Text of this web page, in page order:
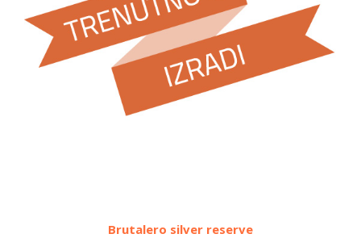
Brutalero silver reserve